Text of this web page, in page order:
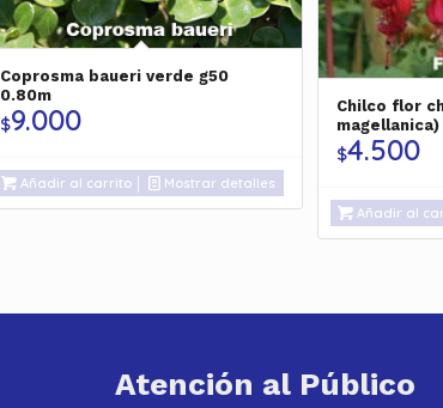
Coprosma baueri verde g50
0.80m
$9.000
Añadir al carrito Mostrar detalles
Chilco flor
$4.500
Añadir al
Atención al Público